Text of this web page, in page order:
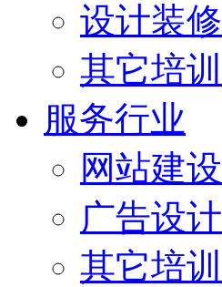
设计装修
其它培训
服务行业
网站建设
广告设计
其它培训